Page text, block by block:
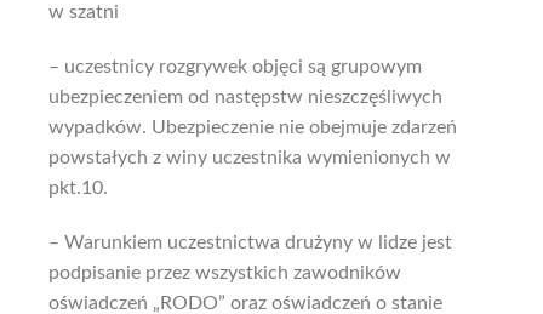
w szatni
– uczestnicy rozgrywek objęci są grupowym
ubezpieczeniem od następstw nieszczęśliwych
wypadków. Ubezpieczenie nie obejmuje zdarzeń
powstałych z winy uczestnika wymienionych w
pkt.10.
– Warunkiem uczestnictwa drużyny w lidze jest
podpisanie przez wszystkich zawodników
oświadczeń „RODO” oraz oświadczeń o stanie